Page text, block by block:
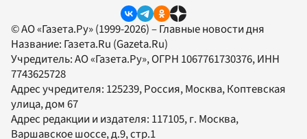
© АО «Газета.Ру» (1999-2026) – Главные новости дня
Название: Газета.Ru (Gazeta.Ru)
Учредитель:АО «Газета.Ру», ОГРН 1067761730376, ИНН
7743625728
Адрес учредителя: 125239, Россия, Москва, Коптевская
улица, дом 67
Адрес редакции и издателя: 117105, г. Москва,
Варшавское шоссе, д.9, стр.1